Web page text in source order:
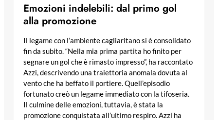
Emozioni indelebili: dal primo gol
alla promozione
Il legame con l’ambiente cagliaritano si è consolidato
fin da subito. “Nella mia prima partita ho finito per
segnare un gol che è rimasto impresso”, ha raccontato
Azzi, descrivendo una traiettoria anomala dovuta al
vento che ha beffato il portiere. Quell’episodio
fortunato creò un legame immediato con la tifoseria.
Il culmine delle emozioni, tuttavia, è stata la
promozione conquistata all’ultimo respiro. Azzi ha